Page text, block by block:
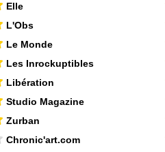
Elle
L'Obs
Le Monde
Les Inrockuptibles
Libération
Studio Magazine
Zurban
Chronic'art.com